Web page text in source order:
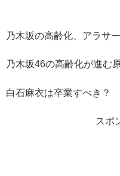
乃木坂の高齢化、アラサ
乃木坂46の高齢化が進む
白石麻衣は卒業すべき？
スポ